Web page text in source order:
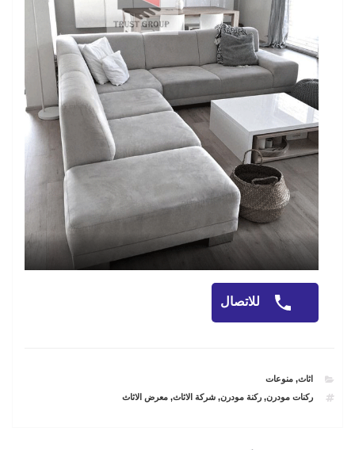
للاتصال
CATEGORIES
اثاث,منوعات
TAGS
ركنات مودرن,ركنة مودرن,شركة الاثاث,معرض الاثاث